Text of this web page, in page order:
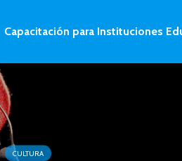
Capacitación para Instituciones
CULTURA